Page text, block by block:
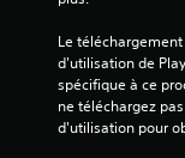
Le
d'utilisation de
spécifique à ce
ne téléchargez
d'utilisation pour